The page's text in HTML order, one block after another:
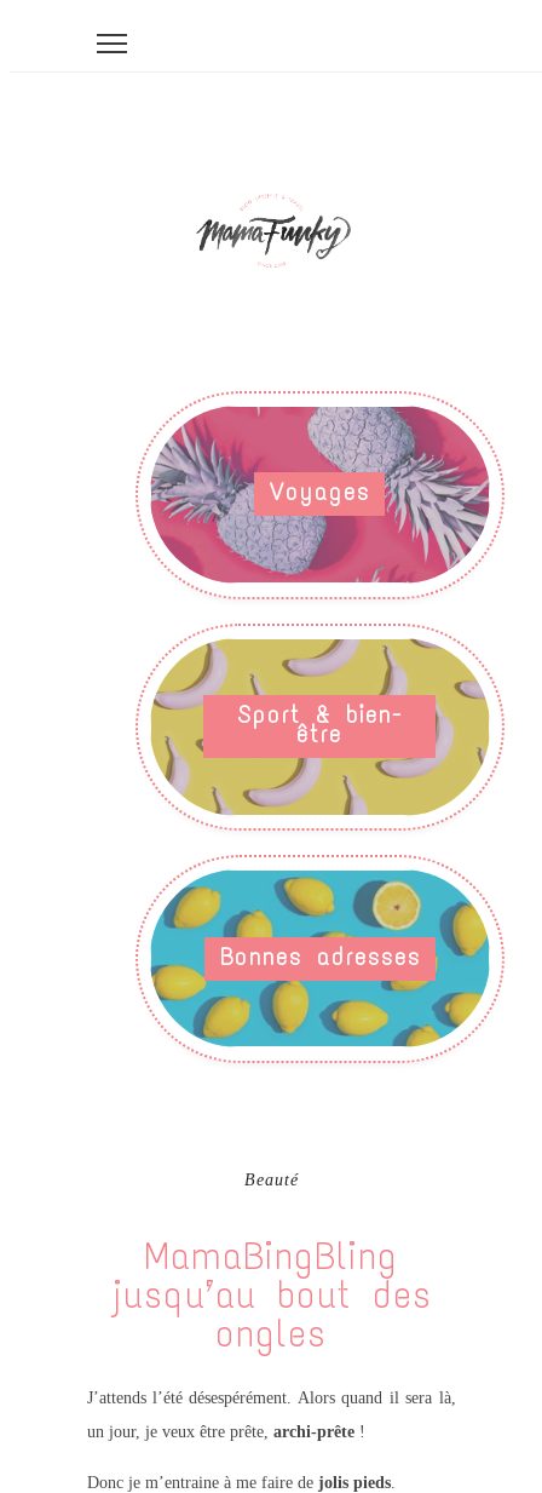
Voyages
Sport & bien-
être
Bonnes adresses
Beauté
MamaBingBling
jusqu’au bout des
ongles
J’attends l’été désespérément. Alors quand il sera là,
un jour, je veux être prête, archi-prête!
Donc je m’entraine à me faire de jolis pieds.